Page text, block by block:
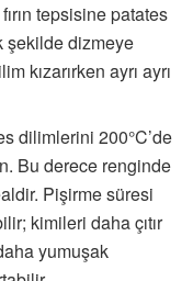
tepsisine patates
şekilde dizmeye
kızarırken ayrı ayrı
dilimlerini 200°C’de
Bu derece renginde
Pişirme süresi
kimileri daha çıtır
yumuşak